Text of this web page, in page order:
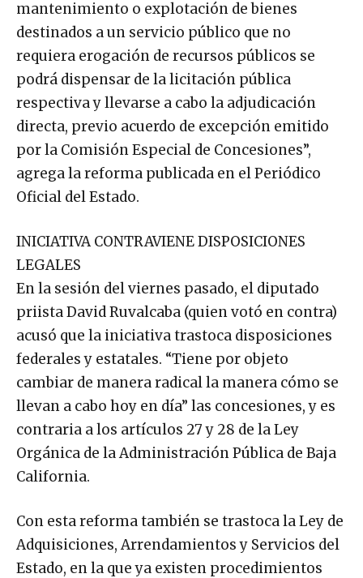
mantenimiento o explotación de bienes
destinados a un servicio público que no
requiera erogación de recursos públicos se
podrá dispensar de la licitación pública
respectiva y llevarse a cabo la adjudicación
directa, previo acuerdo de excepción emitido
por la Comisión Especial de Concesiones”,
agrega la reforma publicada en el Periódico
Oficial del Estado.
INICIATIVA CONTRAVIENE DISPOSICIONES
LEGALES
En la sesión del viernes pasado, el diputado
priista David Ruvalcaba (quien votó en contra)
acusó que la iniciativa trastoca disposiciones
federales y estatales. “Tiene por objeto
cambiar de manera radical la manera cómo se
llevan a cabo hoy en día” las concesiones, y es
contraria a los artículos 27 y 28 de la Ley
Orgánica de la Administración Pública de Baja
California.
Con esta reforma también se trastoca la Ley de
Adquisiciones, Arrendamientos y Servicios del
Estado, en la que ya existen procedimientos